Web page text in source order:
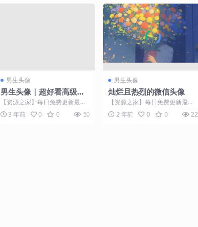
男生头像
男生头像｜超好看高级男
头
【资源之家】每日免费更新最热
门的副业项目资源 如果喜欢的话
可以点个关注~后期还会...
3 年前 0 0 50
男生头像
灿烂且热烈的微信头像
【资源之家】每日免费更新最热
门的副业项目资源 【资源之家】
每日免费更新最热门的副...
2 年前 0 0 22